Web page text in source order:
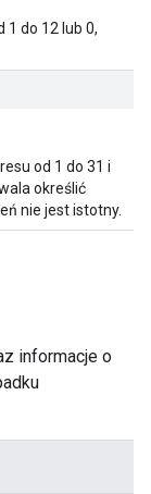
1 do 12 lub 0,
od 1 do 31 i
określić
nie jest istotny.
informacje o